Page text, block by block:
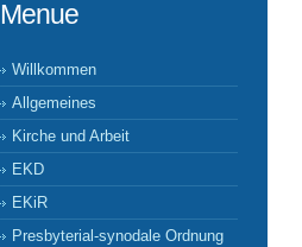
Menue
Willkommen
Allgemeines
Kirche und Arbeit
EKD
EKiR
Presbyterial-synodale Ordnung